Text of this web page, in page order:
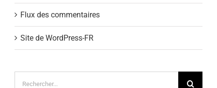
Flux des commentaires
Site de WordPress-FR